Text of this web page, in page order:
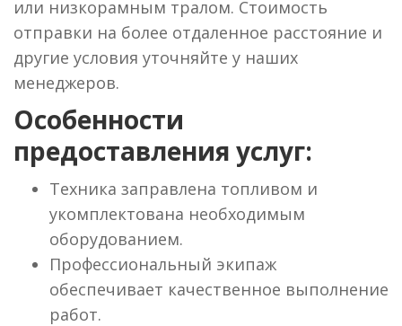
или низкорамным тралом. Стоимость
отправки на более отдаленное расстояние и
другие условия уточняйте у наших
менеджеров.
Особенности
предоставления услуг:
Техника заправлена топливом и
укомплектована необходимым
оборудованием.
Профессиональный экипаж
обеспечивает качественное выполнение
работ.